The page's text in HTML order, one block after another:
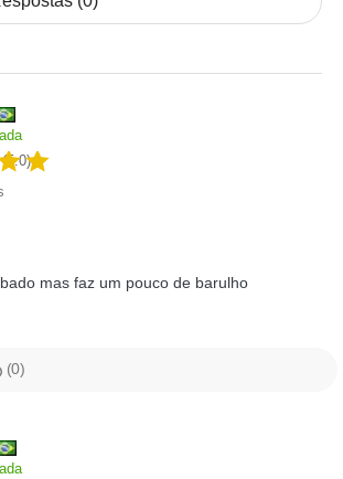
(5.0)
mas faz um pouco de barulho
0